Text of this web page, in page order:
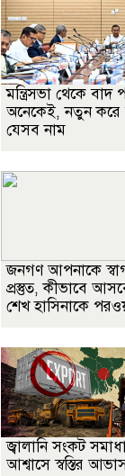
মন্ত্রিসভা থেকে
অনেকেই, নতুন
যেসব নাম
জনগণ আপনাকে
প্রস্তুত, কীভাবে
শেখ হাসিনাকে
জ্বালানি সংকট
আশ্বাসে স্বস্তির